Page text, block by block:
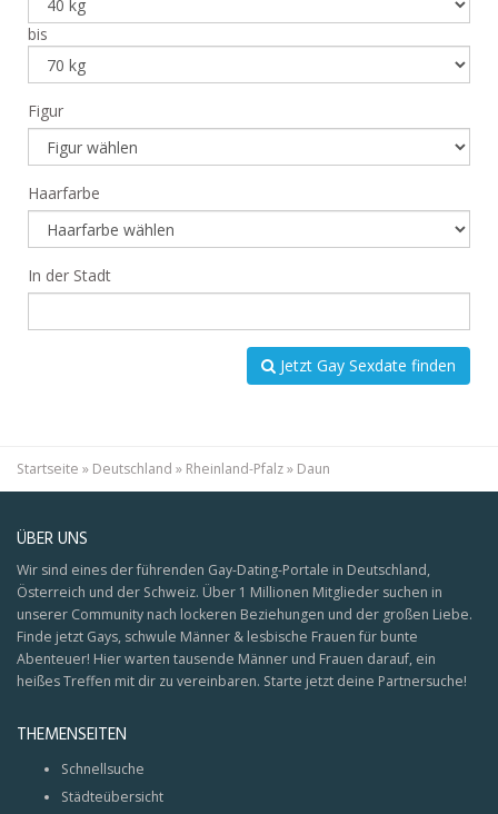
bis
Figur
Haarfarbe
In der Stadt
Jetzt Gay Sexdate finden
Startseite » Deutschland » Rheinland-Pfalz» Daun
ÜBER UNS
Wir sind eines der führenden Gay-Dating-Portale in Deutschland,
Österreich und der Schweiz. Über 1 Millionen Mitglieder suchen in
unserer Community nach lockeren Beziehungen und der großen Liebe.
Finde jetzt Gays, schwule Männer & lesbische Frauen für bunte
Abenteuer! Hier warten tausende Männer und Frauen darauf, ein
heißes Treffen mit dir zu vereinbaren. Starte jetzt deine Partnersuche!
THEMENSEITEN
Schnellsuche
Städteübersicht